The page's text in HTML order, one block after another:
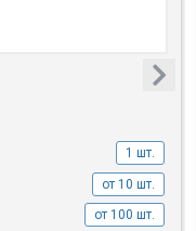
1 шт.
от 10 шт.
от 100 шт.